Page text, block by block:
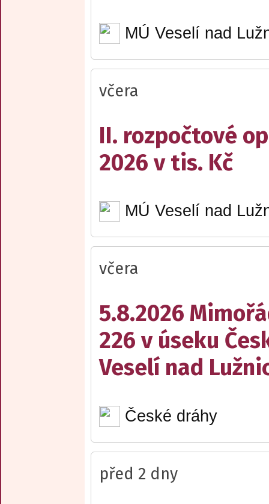
MÚ Veselí nad
včera
II. rozpočtové
2026 v tis. Kč
MÚ Veselí nad
včera
5.8.2026
226 v úseku
Veselí nad
České dráhy
před 2 dny